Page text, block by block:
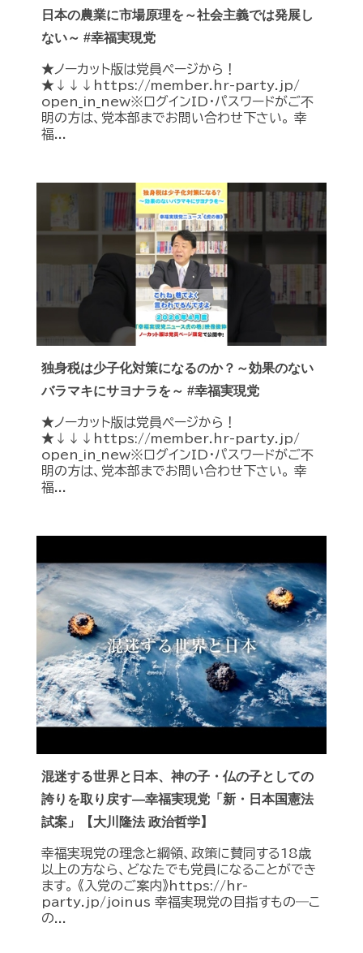
日本の農業に市場原理を～社会主義では発展し
ない～ #幸福実現党
★ノーカット版は党員ページから！
★↓↓↓https://member.hr-party.jp/
open_in_new※ログインID・パスワードがご不
明の方は、党本部までお問い合わせ下さい。 幸
福...
独身税は少子化対策になるのか？～効果のない
バラマキにサヨナラを～ #幸福実現党
★ノーカット版は党員ページから！
★↓↓↓https://member.hr-party.jp/
open_in_new※ログインID・パスワードがご不
明の方は、党本部までお問い合わせ下さい。 幸
福...
混迷する世界と日本、神の子・仏の子としての
誇りを取り戻す―幸福実現党「新・日本国憲法
試案」【大川隆法 政治哲学】
幸福実現党の理念と綱領、政策に賛同する18歳
以上の方なら、どなたでも党員になることができ
ます。 《入党のご案内》https://hr-
party.jp/joinus 幸福実現党の目指すもの―こ
の...